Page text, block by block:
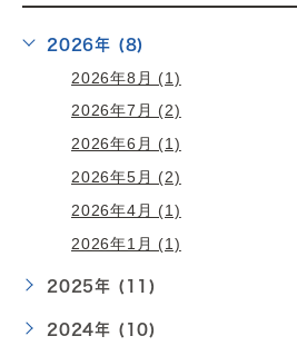
2026年 (8)
2026年8月 (1)
2026年7月 (2)
2026年6月 (1)
2026年5月 (2)
2026年4月 (1)
2026年1月 (1)
2025年 (11)
2024年 (10)